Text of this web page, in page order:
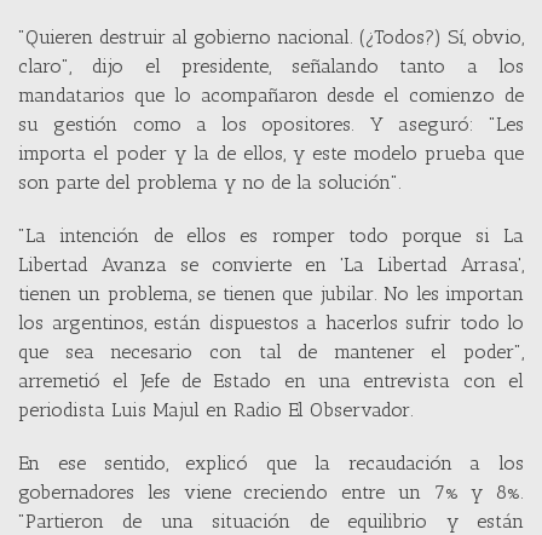
"Quieren destruir al gobierno nacional. (¿Todos?) Sí, obvio,
claro", dijo el presidente, señalando tanto a los
mandatarios que lo acompañaron desde el comienzo de
su gestión como a los opositores. Y aseguró: "Les
importa el poder y la de ellos, y este modelo prueba que
son parte del problema y no de la solución".
"La intención de ellos es romper todo porque si La
Libertad Avanza se convierte en 'La Libertad Arrasa',
tienen un problema, se tienen que jubilar. No les importan
los argentinos, están dispuestos a hacerlos sufrir todo lo
que sea necesario con tal de mantener el poder",
arremetió el Jefe de Estado en una entrevista con el
periodista Luis Majul en Radio El Observador.
En ese sentido, explicó que la recaudación a los
gobernadores les viene creciendo entre un 7% y 8%.
"Partieron de una situación de equilibrio y están